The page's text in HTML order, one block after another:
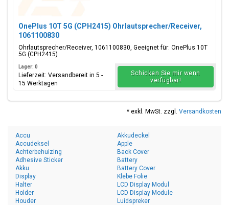
OnePlus 10T 5G (CPH2415) Ohrlautsprecher/Receiver,
1061100830
Ohrlautsprecher/Receiver, 1061100830, Geeignet für: OnePlus 10T
5G (CPH2415)
Lager: 0
Lieferzeit: Versandbereit in 5 -
15 Werktagen
Schicken Sie mir wenn
verfügbar!
* exkl. MwSt. zzgl. Versandkosten
Accu
Accudeksel
Achterbehuizing
Adhesive Sticker
Akku
Akkudeckel
Apple
Back Cover
Battery
Battery Cover
Display
Halter
Holder
Houder
Klebe Folie
LCD Display Modul
LCD Display Module
Luidspreker